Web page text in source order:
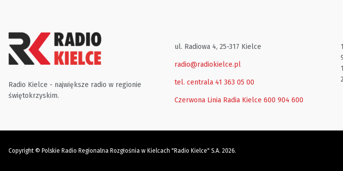
Radio Kielce - największe radio w regionie
świętokrzyskim.
ul. Radiowa 4, 25-317 Kielce
radio@radiokielce.pl
tel. centrala 41 363 05 00
Czerwona Linia Radia Kielce 600 904 600
Copyright © Polskie Radio Regionalna Rozgłośnia w Kielcach "Radio Kielce" S.A. 2026.